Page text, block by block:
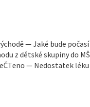
— Jaké bude počasí
z dětské skupiny do MŠ
— Nedostatek léku